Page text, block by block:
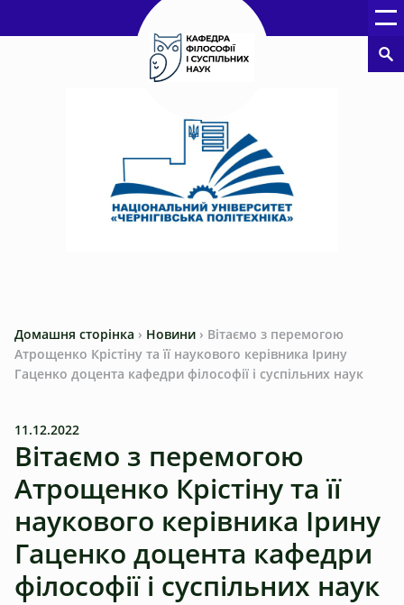
Домашня сторінка › Новини › Вітаємо з перемогою
Атрощенко Крістіну та її наукового керівника Ірину
Гаценко доцента кафедри філософії і суспільних наук
11.12.2022
Вітаємо з перемогою
Атрощенко Крістіну та її
наукового керівника Ірину
Гаценко доцента кафедри
філософії і суспільних наук